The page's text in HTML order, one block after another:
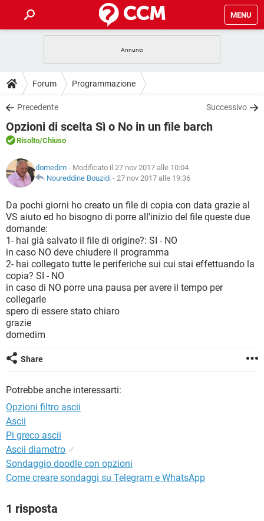
MENU
INTRATTENIMENTO ANDROID
iOS
INSTAGRAM WHATSAPP
TIKTOK
HARDWARE
GUIDE
COVID-19 GAMING
iOS
INSTAGRAM
TIKTOK FACEBOOK
DOWNLOAD
COVID-19 GAMING
INTRATTENIMENTO
iOS WINDOWS 10
INSTAGRAM
TIKTOK FACEBOOK
HARDWARE
FORUM
COVID-19
INTRATTENIMENTO ANDROID
INSTAGRAM WHATSAPP
TIKTOK FACEBOOK
HARDWARE
GLOSSARIO
COVID-19
INTRATTENIMENTO ANDROID
iOS
INSTAGRAM
TIKTOK FACEBOOK
HARDWARE
Forum Programmazione
Precedente Successivo
Opzioni di scelta Sì o No in un file barch
Risolto/Chiuso
domedim - Modificato il 27 nov 2017 alle 10:04
Noureddine Bouzidi - 27 nov 2017 alle 19:36
Da pochi giorni ho creato un file di copia con data grazie al
VS aiuto ed ho bisogno di porre all'inizio del file queste due
domande:
1- hai già salvato il file di origine?: SI - NO
in caso NO deve chiudere il programma
2- hai collegato tutte le periferiche sui cui stai effettuando la
copia? SI - NO
in caso di NO porre una pausa per avere il tempo per
collegarle
spero di essere stato chiaro
grazie
domedim
Share
Potrebbe anche interessarti:
Opzioni filtro ascii
Ascii
Pi greco ascii
Ascii diametro ✓
Sondaggio doodle con opzioni
Come creare sondaggi su Telegram e WhatsApp
1 risposta